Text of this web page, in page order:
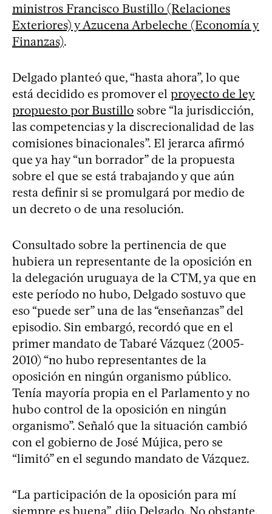
ministros Francisco Bustillo (Relaciones
Exteriores) y Azucena Arbeleche (Economía y
Finanzas).
Delgado planteó que, “hasta ahora”, lo que
está decidido es promover el proyecto de ley
propuesto por Bustillo sobre “la jurisdicción,
las competencias y la discrecionalidad de las
comisiones binacionales”. El jerarca afirmó
que ya hay “un borrador” de la propuesta
sobre el que se está trabajando y que aún
resta definir si se promulgará por medio de
un decreto o de una resolución.
Consultado sobre la pertinencia de que
hubiera un representante de la oposición en
la delegación uruguaya de la CTM, ya que en
este período no hubo, Delgado sostuvo que
eso “puede ser” una de las “enseñanzas” del
episodio. Sin embargó, recordó que en el
primer mandato de Tabaré Vázquez (2005-
2010) “no hubo representantes de la
oposición en ningún organismo público.
Tenía mayoría propia en el Parlamento y no
hubo control de la oposición en ningún
organismo”. Señaló que la situación cambió
con el gobierno de José Mújica, pero se
“limitó” en el segundo mandato de Vázquez.
“La participación de la oposición para mí
siempre es buena”, dijo Delgado. No obstante,